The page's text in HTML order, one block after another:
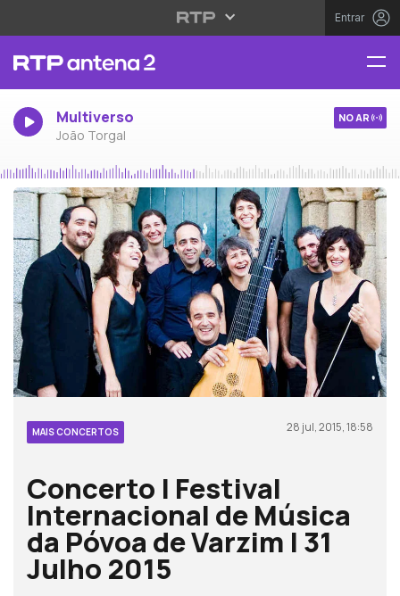
Entrar
Multiverso
João Torgal
NO AR
MAIS CONCERTOS 28 jul, 2015, 18:58
Concerto | Festival
Internacional de Música
da Póvoa de Varzim | 31
Julho 2015